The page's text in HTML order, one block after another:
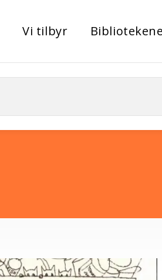
Vi tilbyr Bibliotekene